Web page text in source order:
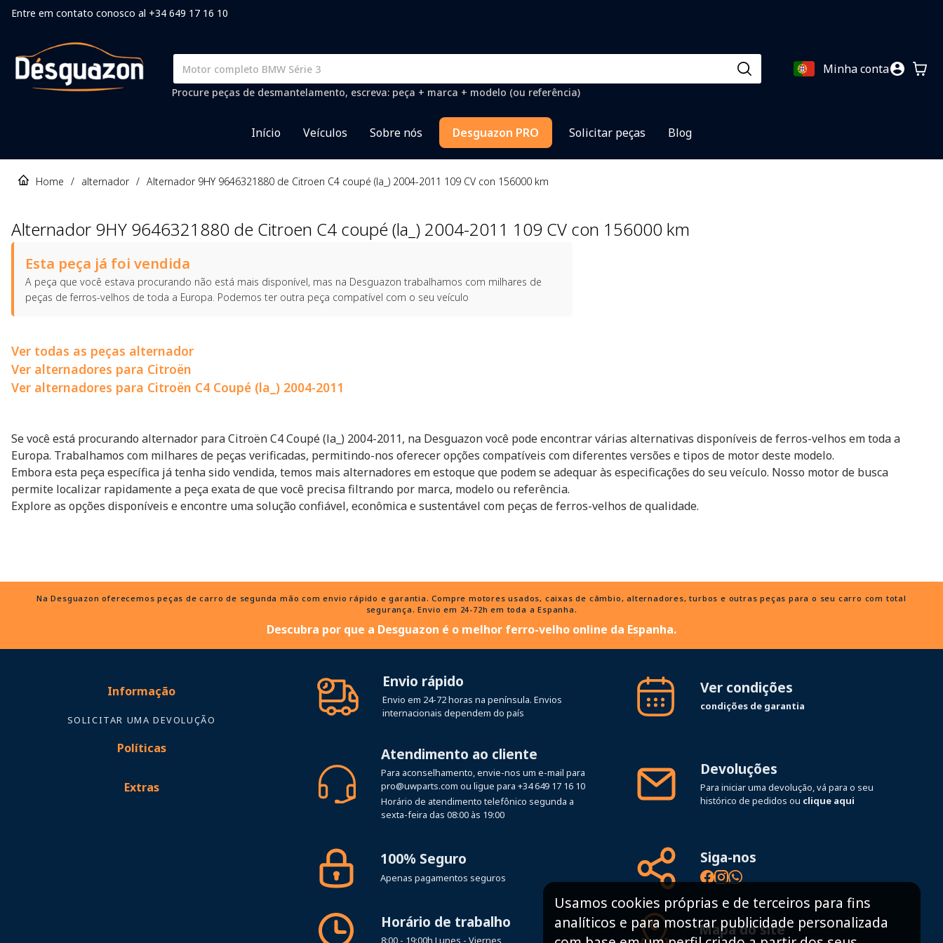
Entre em contato conosco al +34 649 17 16 10
Procure peças de desmantelamento, escreva: peça + marca + modelo (ou referência)
Minha conta
Início Veículos Sobre nós Desguazon PRO Solicitar peças Blog
Home / alternador / Alternador 9HY 9646321880 de Citroen C4 coupé (la_) 2004-2011 109 CV con 156000 km
Alternador 9HY 9646321880 de Citroen C4 coupé (la_) 2004-2011 109 CV con 156000 km
Esta peça já foi vendida
A peça que você estava procurando não está mais disponível, mas na Desguazon trabalhamos com milhares de
peças de ferros-velhos de toda a Europa. Podemos ter outra peça compatível com o seu veículo
Ver todas as peças alternador
Ver alternadores para Citroën
Ver alternadores para Citroën C4 Coupé (la_) 2004-2011
Se você está procurando alternador para Citroën C4 Coupé (la_) 2004-2011, na Desguazon você pode encontrar várias alternativas disponíveis de ferros-velhos em toda a
Europa. Trabalhamos com milhares de peças verificadas, permitindo-nos oferecer opções compatíveis com diferentes versões e tipos de motor deste modelo.
Embora esta peça específica já tenha sido vendida, temos mais alternadores em estoque que podem se adequar às especificações do seu veículo. Nosso motor de busca
permite localizar rapidamente a peça exata de que você precisa filtrando por marca, modelo ou referência.
Explore as opções disponíveis e encontre uma solução confiável, econômica e sustentável com peças de ferros-velhos de qualidade.
Na Desguazon oferecemos peças de carro de segunda mão com envio rápido e garantia. Compre motores usados, caixas de câmbio, alternadores, turbos e outras peças para o seu carro com total
segurança. Envio em 24-72h em toda a Espanha.
Descubra por que a Desguazon é o melhor ferro-velho online da Espanha.
Informação
SOLICITAR UMA DEVOLUÇÃO
Políticas
Extras
Envio rápido
Envio em 24-72 horas na península. Envios
internacionais dependem do país
Ver condições
condições de garantia
Atendimento ao cliente
Para aconselhamento, envie-nos um e-mail para
pro@uwparts.com ou ligue para +34 649 17 16 10
Horário de atendimento telefônico segunda a
sexta-feira das 08:00 às 19:00
Devoluções
Para iniciar uma devolução, vá para o seu
histórico de pedidos ou clique aqui
100% Seguro
Apenas pagamentos seguros
Siga-nos
Horário de trabalho
8:00 - 19:00h Lunes - Viernes
Mapa do site
Usamos cookies próprias e de terceiros para fins
analíticos e para mostrar publicidade personalizada